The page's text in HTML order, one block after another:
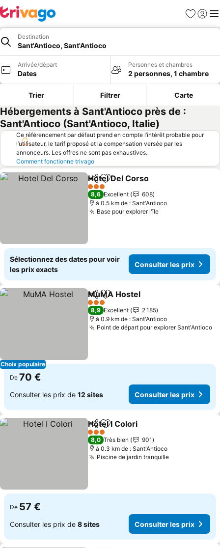
Favoris
Se
Destination
Sant'Antioco, Sant'Antioco
Arrivée/départ
Dates
Personnes et chambres
2 personnes, 1 chambre
Trier Filtrer Carte
Hébergements à Sant'Antioco près de :
Sant'Antioco (Sant'Antioco, Italie)
Ce référencement par défaut prend en compte l’intérêt probable pour
l’utilisateur, le tarif proposé et la compensation versée par les
annonceurs. Les offres ne sont pas exhaustives.
Comment fonctionne trivago
PartagerAjouter à mes favoris
Hotel Del Corso
3 Étoiles
8,6 Excellent
608
à 0.5 km de : Sant'Antioco
Base pour explorer l'îleConsulter les
Sélectionnez des dates pour voir
les prix exacts
Consulter les prix
Choix populaire
PartagerAjouter à mes favoris
MuMA Hostel
3 Étoiles
8,9 Excellent
2 185
à 0.9 km de : Sant'Antioco
Point de départ pour explorer Sant'Antioco
De 70 €
Consulter les prix de 12 sites Consulter les prix
PartagerAjouter à mes favoris
Hotel I Colori
3 Étoiles
8,0 Très bien
901
à 0.3 km de : Sant'Antioco
Piscine de jardin tranquilleConsulter les
De 57 €
Consulter les prix de 8 sites Consulter les prix